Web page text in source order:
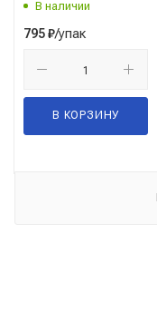
В наличии
795₽/упак
В КОРЗИНУ